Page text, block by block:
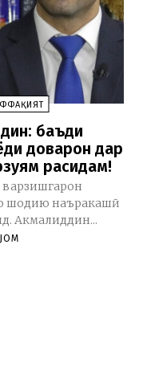
баъди
доварон дар
расидам!
шодию наъракашӣ
Акмалиддин...
JOM